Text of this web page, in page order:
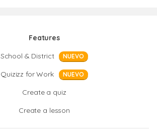
Features
School & District
NUEVO
Quizizz for Work NUEVO
Create a quiz
Create a lesson